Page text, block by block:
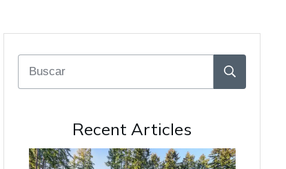
Recent Articles